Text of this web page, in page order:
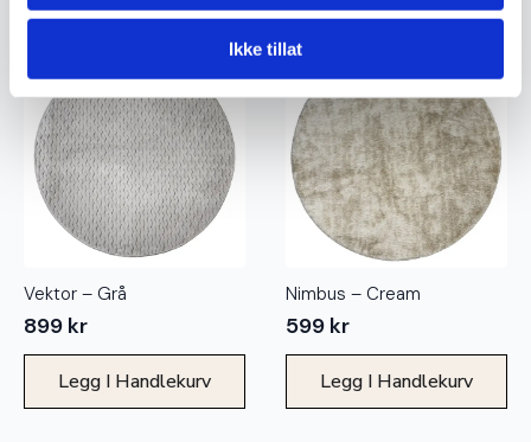
Ikke tillat
Vektor – Grå
899 kr
Legg I Handlekurv
Nimbus – Cream
599 kr
Legg I Handlekurv